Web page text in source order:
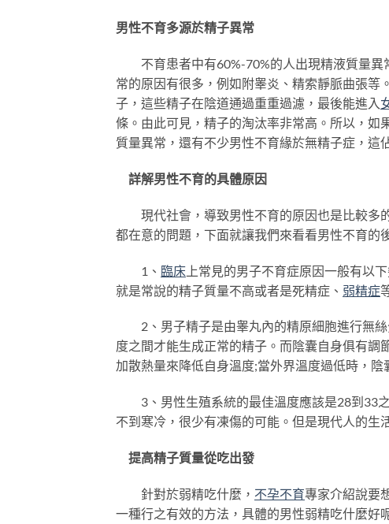
男性不育多源於精子異常
不育患者中有60%-70%的人出現精液質量異
常的原因有很多，例如附睾炎、精索靜脈曲張等
子，這些精子在陰道通過重重過濾，最後能進入
條。由此可見，精子的淘汰率非常高。所以，
質量異常，還有不少男性不育緣於無精子症，這
詳解男性不育的具體原因
現代社會，導致男性不育的原因也是比較多
都在意的問題，下面就讓我們來看看男性不育的
1、 臨床 上常見的男子不育症原因一般有以
就是常說的精子質量不高或者是死精症、 弱精症
2、男子精子是由睾丸內的精原細胞進行無絲
度之間才能生成正常的精子。而陰囊自身俱有
加散熱量來降低自身溫度;當外界溫度過低時，陰
3、男性生殖系統的最佳溫度應該是28到33之
不到寒冷，很少有凍傷的可能。但是現代人的生
提高精子質量從吃出發
針對於弱精吃什麼， 不孕不育專家介紹說要
一種行之有效的方法，具體的男性弱精吃什麼